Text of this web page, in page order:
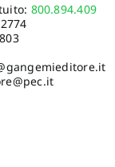
800.894.409